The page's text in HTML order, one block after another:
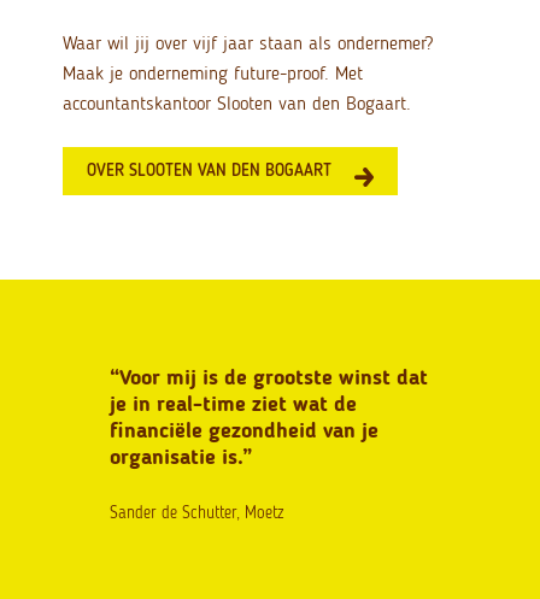
Waar wil jij over vijf jaar staan als ondernemer?
Maak je onderneming future-proof. Met
accountantskantoor Slooten van den Bogaart.
OVER SLOOTEN VAN DEN BOGAART
“Voor mij is de grootste winst dat
je in real-time ziet wat de
financiële gezondheid van je
organisatie is.”
Sander de Schutter, Moetz